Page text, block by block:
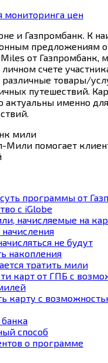
и Газпромбанк. К
предложениям
от Газпромбанк,
личном счете
товары/
путешествий.
актуальны именно
Мили помогает
программы от
с iGlobe
начисляемые на
не будут
накопления
тратить мили
карт от ГПБ с
карту с
способ
о программе